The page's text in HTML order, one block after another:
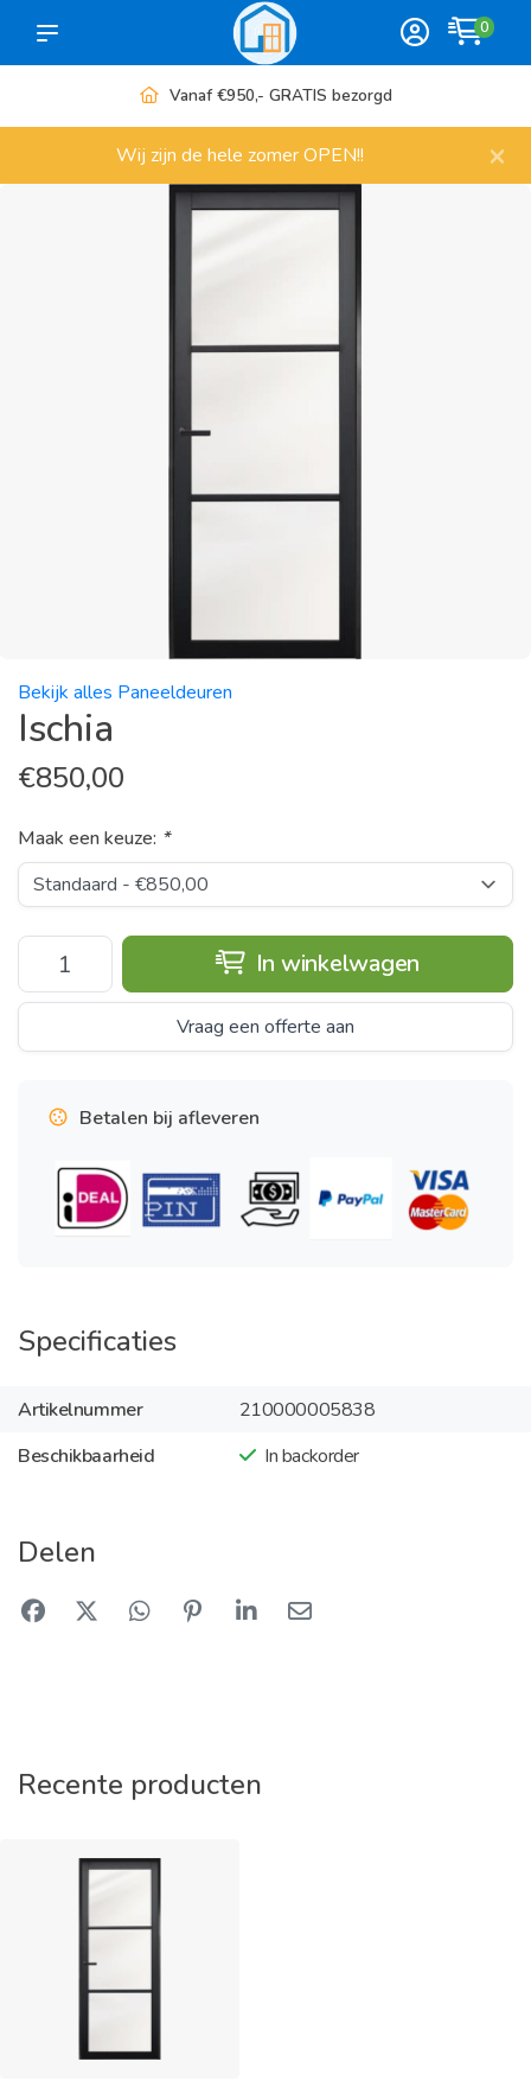
0
Vanaf €950,- GRATIS bezorgd
Wij zijn de hele zomer OPEN!! ×
Bekijk alles Paneeldeuren
Ischia
€850,00
Maak een keuze: *
In winkelwagen
Vraag een offerte aan
Betalen bij afleveren
Specificaties
Artikelnummer
210000005838
Beschikbaarheid
In backorder
Delen
Recente producten